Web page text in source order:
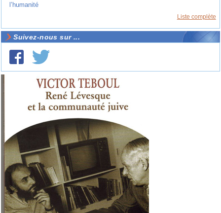
l’humanité
Liste complète
Suivez-nous sur ...